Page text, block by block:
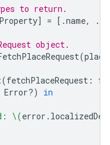
to return.
] = [.name, .
object.
(
(fetchPlaceRequest :
Error?)
in
\(error .